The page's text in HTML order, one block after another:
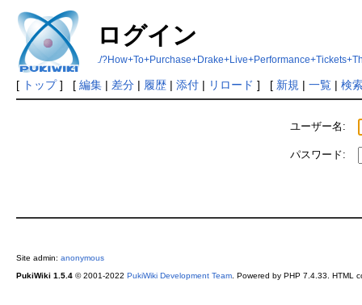
ログイン
./
[ トップ] [ 編集| 差分| 履歴| 添付| リロード ] [ 新規 | 一覧| 検
ユーザー名:
パスワード:
Site admin: anonymous
PukiWiki 1.5.4© 2001-2022 PukiWiki Development Team. Powered by PHP 7.4.33. HTML